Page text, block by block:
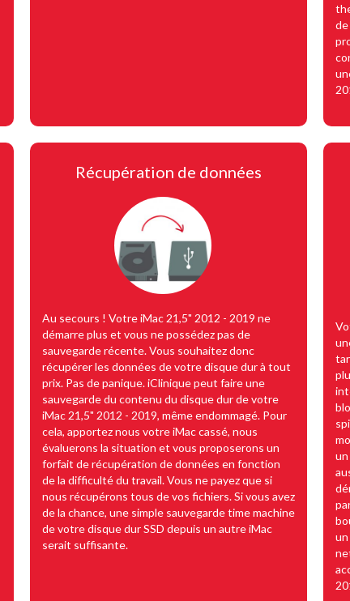
Récupération de données
Au secours ! Votre iMac 21,5" 2012 - 2019 ne
démarre plus et vous ne possédez pas de
sauvegarde récente. Vous souhaitez donc
récupérer les données de votre disque dur à tout
prix. Pas de panique. iClinique peut faire une
sauvegarde du contenu du disque dur de votre
iMac 21,5" 2012 - 2019, même endommagé. Pour
cela, apportez nous votre iMac cassé, nous
évaluerons la situation et vous proposerons un
forfait de récupération de données en fonction
de la difficulté du travail. Vous ne payez que si
nous récupérons tous de vos fichiers. Si vous avez
de la chance, une simple sauvegarde time machine
de votre disque dur SSD depuis un autre iMac
serait suffisante.